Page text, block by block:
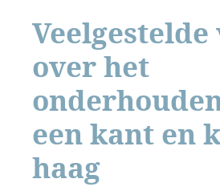
over het
een kant en
haag